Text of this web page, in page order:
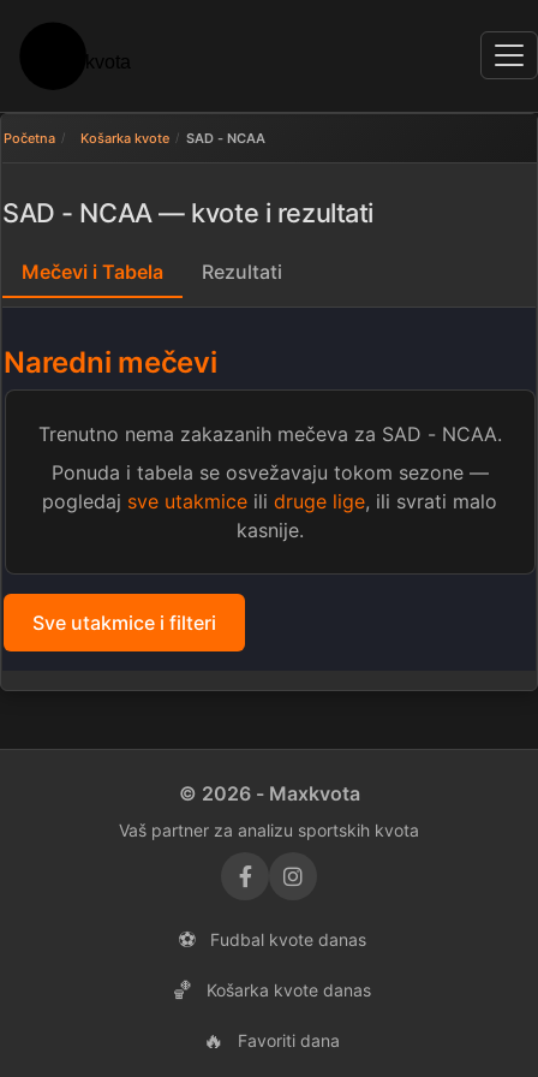
Početna Košarka kvote SAD - NCAA
SAD - NCAA — kvote i rezultati
Mečevi i Tabela Rezultati
Naredni mečevi
Trenutno nema zakazanih mečeva za SAD - NCAA.
Ponuda i tabela se osvežavaju tokom sezone —
pogledaj sve utakmice ili druge lige, ili svrati malo
kasnije.
Sve utakmice i filteri
© 2026 - Maxkvota
Vaš partner za analizu sportskih kvota
⚽ Fudbal kvote danas
🏀 Košarka kvote danas
🔥 Favoriti dana